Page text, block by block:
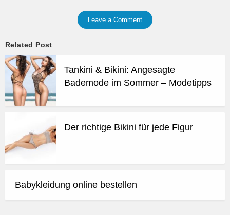
Leave a Comment
Related Post
Tankini & Bikini: Angesagte
Bademode im Sommer – Modetipps
Der richtige Bikini für jede Figur
Babykleidung online bestellen